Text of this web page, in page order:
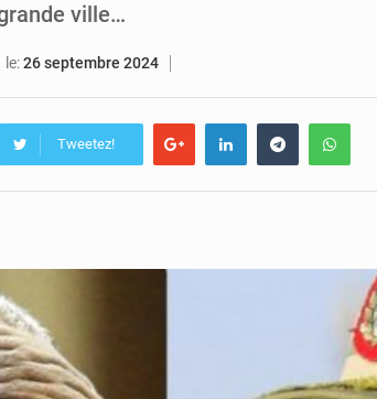
ville…
le:26 septembre 2024
Tweetez!